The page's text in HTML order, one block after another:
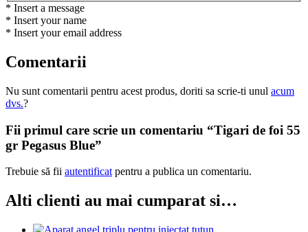
* Insert a message
* Insert your name
* Insert your email address
Comentarii
Nu sunt comentarii pentru acest produs, doriti sa scrie-ti unul acum
dvs.?
Fii primul care scrie un comentariu “Tigari de foi 55
gr Pegasus Blue”
Trebuie să fii autentificat pentru a publica un comentariu.
Alti clienti au mai cumparat si…